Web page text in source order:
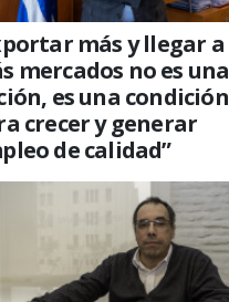
más y llegar a
mercados no es una
es una condición
crecer y generar
de calidad”